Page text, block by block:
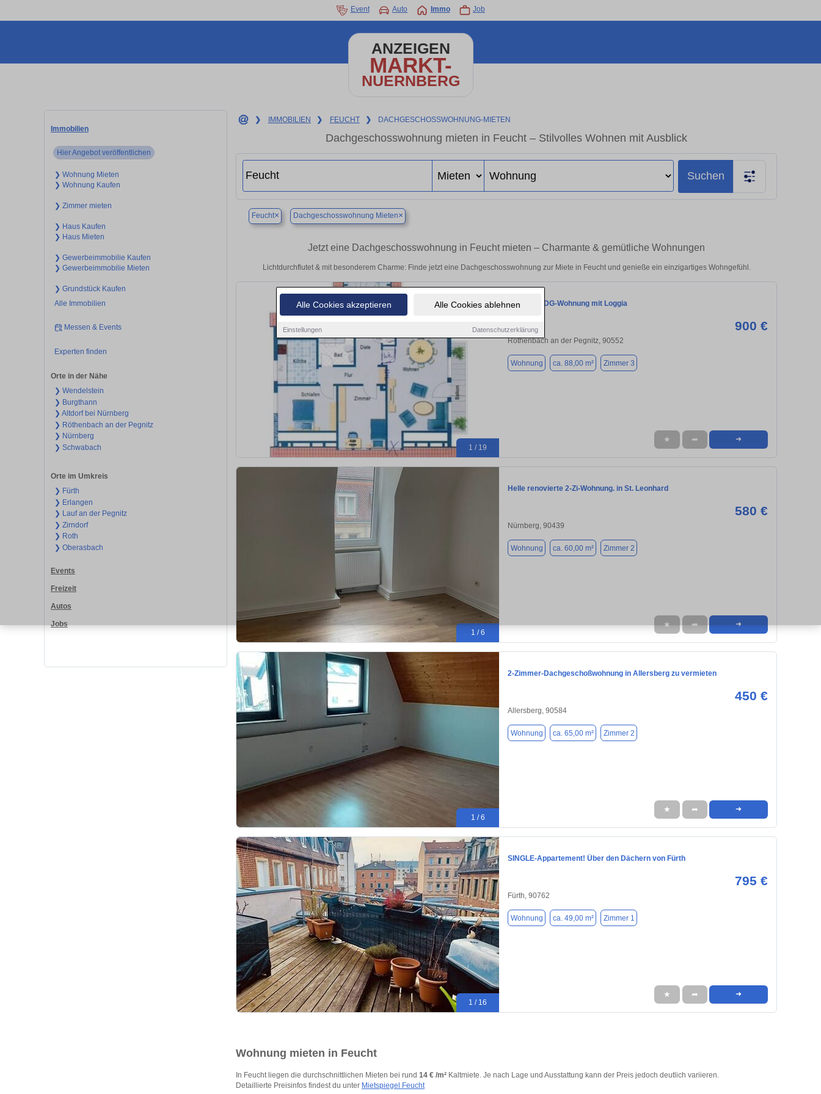
Alle Cookies akzeptieren Alle Cookies ablehnen
Einstellungen Datenschutzerklärung
Event Auto Immo Job
ANZEIGEN
MARKT-
NUERNBERG
Immobilien
Hier Angebot veröffentlichen
❯ Wohnung Mieten
❯ Wohnung Kaufen
❯ Zimmer mieten
❯ Haus Kaufen
❯ Haus Mieten
❯ Gewerbeimmobilie Kaufen
❯ Gewerbeimmobilie Mieten
❯ Grundstück Kaufen
Alle Immobilien
Messen & Events
Experten finden
Orte in der Nähe
❯ Wendelstein
❯ Burgthann
❯ Altdorf bei Nürnberg
❯ Röthenbach an der Pegnitz
❯ Nürnberg
❯ Schwabach
Orte im Umkreis
❯ Fürth
❯ Erlangen
❯ Lauf an der Pegnitz
❯ Zirndorf
❯ Roth
❯ Oberasbach
Events
Freizeit
Autos
Jobs
❯ IMMOBILIEN ❯ FEUCHT ❯ DACHGESCHOSSWOHNUNG-MIETEN
Dachgeschosswohnung mieten in Feucht – Stilvolles Wohnen mit Ausblick
Suchen
Feucht× Dachgeschosswohnung Mieten×
Jetzt eine Dachgeschosswohnung in Feucht mieten – Charmante & gemütliche Wohnungen
Lichtdurchflutet & mit besonderem Charme: Finde jetzt eine Dachgeschosswohnung zur Miete in Feucht und genieße ein einzigartiges Wohngefühl.
1 / 19
3-Zimmer-DG-Wohnung mit Loggia
900 €
Röthenbach an der Pegnitz, 90552
Wohnung ca. 88,00 m² Zimmer 3
★ ➦ ➜
1 / 6
Helle renovierte 2-Zi-Wohnung. in St. Leonhard
580 €
Nürnberg, 90439
Wohnung ca. 60,00 m² Zimmer 2
★ ➦ ➜
1 / 6
2-Zimmer-Dachgeschoßwohnung in Allersberg zu vermieten
450 €
Allersberg, 90584
Wohnung ca. 65,00 m² Zimmer 2
★ ➦ ➜
1 / 16
SINGLE-Appartement! Über den Dächern von Fürth
795 €
Fürth, 90762
Wohnung ca. 49,00 m² Zimmer 1
★ ➦ ➜
Wohnung mieten in Feucht
In Feucht liegen die durchschnittlichen Mieten bei rund 14 € /m² Kaltmiete. Je nach Lage und Ausstattung kann der Preis jedoch deutlich variieren.
Detaillierte Preisinfos findest du unter Mietspiegel Feucht